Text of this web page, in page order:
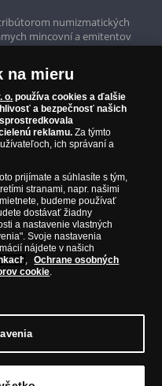
numizmatických
mincovní a emitentov
kanadská mincovňa,
mincovňa alebo
svojim zákazníkom a
sú v originálnej a v
priloženým Certifikátom
r. o.; Námestie Mateja Korvína 1,
206, DIČ: SK2023004302
môžetekliknutím na tento
.
na mieru
o. používa cookies a ďalšie
a bezpečnosť našich
reklamu. Za týmto
ich správaní a
prijímate a súhlasíte s tým,
stranami, napr. našimi
budeme používať
dostávať žiadny
a nastavenie vlastných
Svoje nastavenia
nájdete v našich
,
Ochrane osobných
cookie.